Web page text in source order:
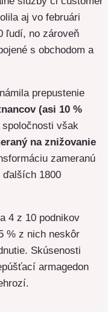
aj vo februári
ľudí, no zároveň
s obchodom a
prepustenie
(asi 10 %
však
na znižovanie
zameranú
ďalších 1800
4 z 10 podnikov
% z nich neskôr
Skúsenosti
armagedon